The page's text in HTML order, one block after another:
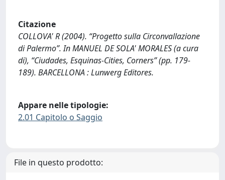
Citazione
COLLOVA' R (2004). “Progetto sulla Circonvallazione
di Palermo”. In MANUEL DE SOLA' MORALES (a cura
di), “Ciudades, Esquinas-Cities, Corners” (pp. 179-
189). BARCELLONA : Lunwerg Editores.
Appare nelle tipologie:
2.01 Capitolo o Saggio
File in questo prodotto: